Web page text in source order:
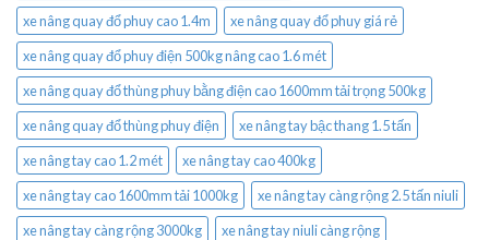
xe nâng quay đổ phuy cao 1.4m
xe nâng quay đổ phuy giá rẻ
xe nâng quay đổ phuy điện 500kg nâng cao 1.6 mét
xe nâng quay đổ thùng phuy bằng điện cao 1600mm tải trọng 500kg
xe nâng quay đổ thùng phuy điện
xe nâng tay bậc thang 1.5 tấn
xe nâng tay cao 1.2 mét
xe nâng tay cao 400kg
xe nâng tay cao 1600mm tải 1000kg
xe nâng tay càng rộng 2.5 tấn niuli
xe nâng tay càng rộng 3000kg
xe nâng tay niuli càng rộng